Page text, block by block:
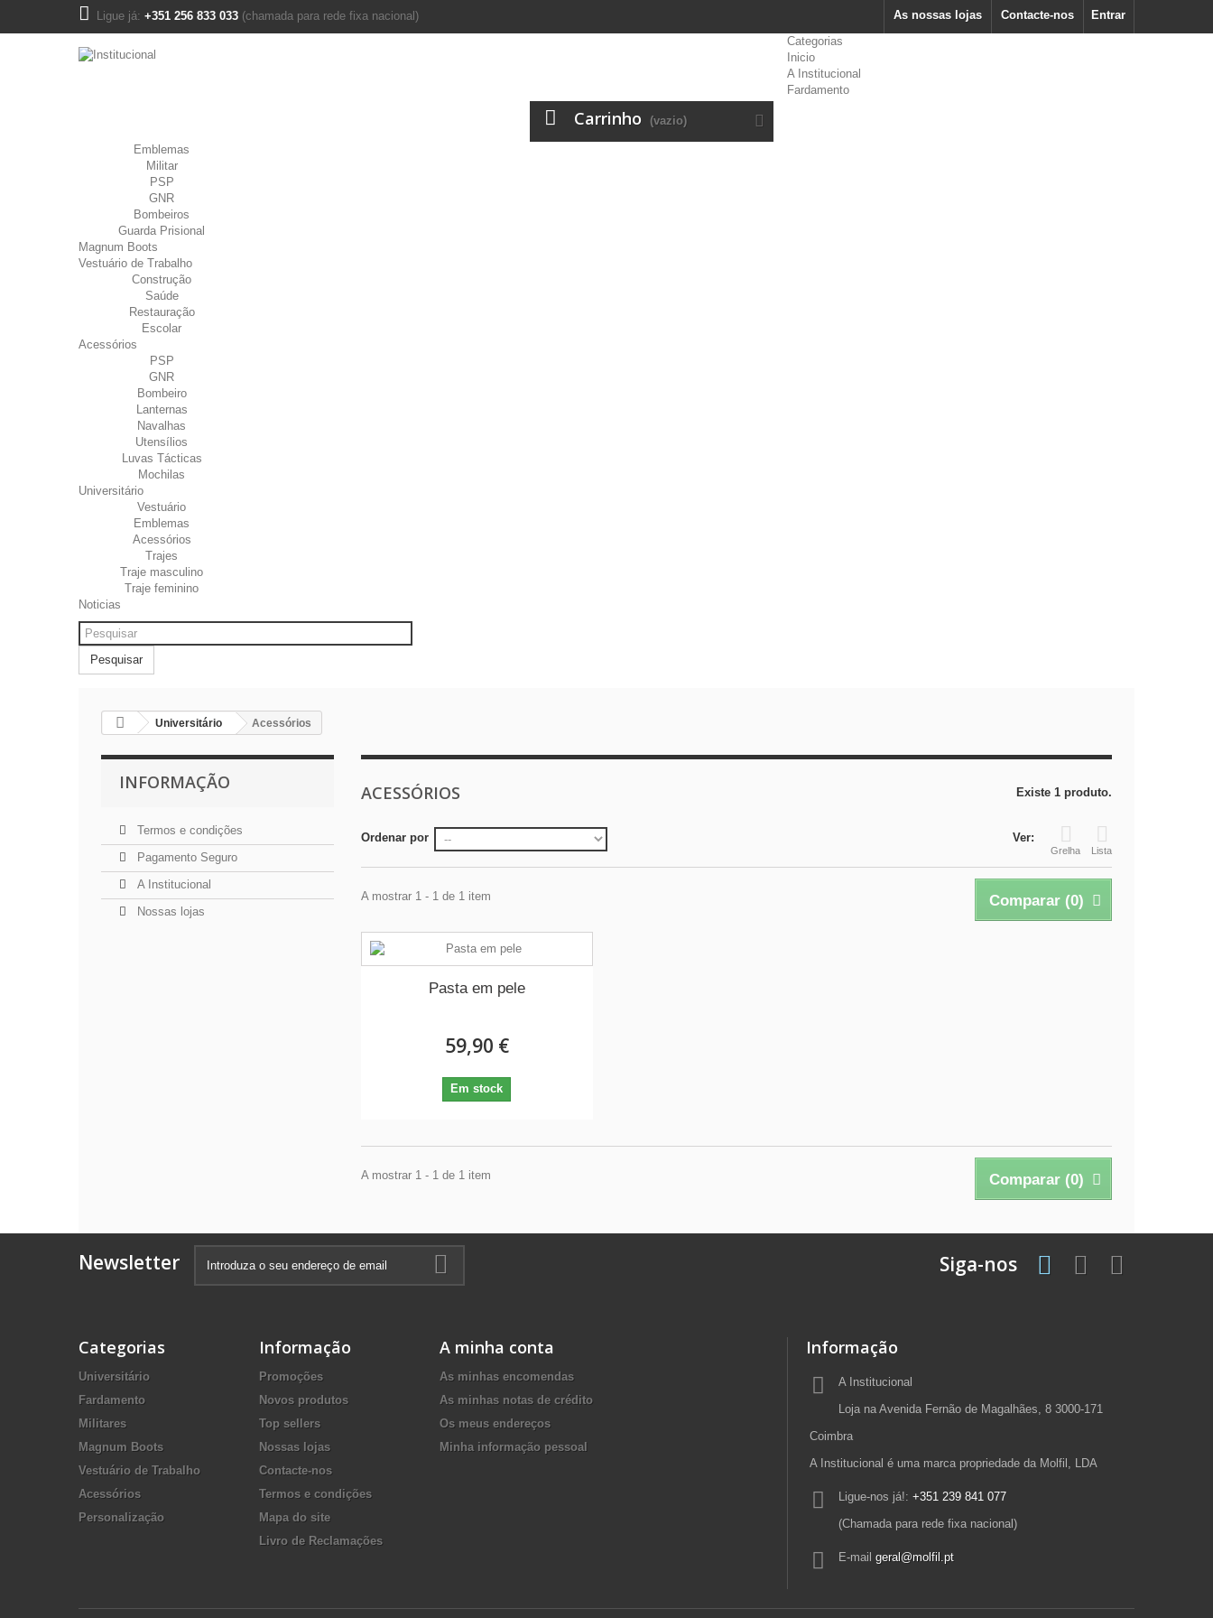
Entrar
Contacte-nos
As nossas lojas
Ligue já: +351 256 833 033 (chamada para rede fixa nacional)
Carrinho (vazio)
Categorias
Inicio
A Institucional
Fardamento
Emblemas
Militar
PSP
GNR
Bombeiros
Guarda Prisional
Magnum Boots
Vestuário de Trabalho
Construção
Saúde
Restauração
Escolar
Acessórios
PSP
GNR
Bombeiro
Lanternas
Navalhas
Utensílios
Luvas Tácticas
Mochilas
Universitário
Vestuário
Emblemas
Acessórios
Trajes
Traje masculino
Traje feminino
Noticias
Pesquisar
Universitário Acessórios
INFORMAÇÃO
Termos e condições
Pagamento Seguro
A Institucional
Nossas lojas
ACESSÓRIOS Existe 1 produto.
Ver:
Grelha Lista
Ordenar por
Comparar (0)
A mostrar 1 - 1 de 1 item
Pasta em pele
59,90 €
Em stock
Comparar (0)
A mostrar 1 - 1 de 1 item
Newsletter Siga-nos
Categorias
Universitário
Fardamento
Militares
Magnum Boots
Vestuário de Trabalho
Acessórios
Personalização
Informação
Promoções
Novos produtos
Top sellers
Nossas lojas
Contacte-nos
Termos e condições
Mapa do site
Livro de Reclamações
A minha conta
As minhas encomendas
As minhas notas de crédito
Os meus endereços
Minha informação pessoal
Informação
A Institucional
Loja na Avenida Fernão de Magalhães, 8 3000-171
Coimbra
A Institucional é uma marca propriedade da Molfil, LDA
Ligue-nos já!: +351 239 841 077
(Chamada para rede fixa nacional)
E-mail geral@molfil.pt